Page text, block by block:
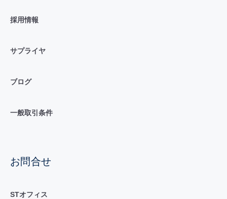
採用情報
サプライヤ
ブログ
一般取引条件
お問合せ
STオフィス